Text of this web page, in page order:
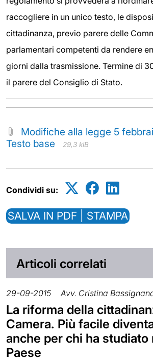
raccogliere in un unico testo, le
cittadinanza, previo parere delle
parlamentari competenti da rendere
giorni dalla trasmissione. Termine di
il parere del Consiglio di Stato.
Modifiche alla legge 5
Testo base
29,3 kiB
Condividi su:
SALVA IN PDF | STAMPA
Articoli correlati
29-09-2015 Avv. Cristina
La riforma della
Camera. Più facile
anche per chi ha studiato
Paese